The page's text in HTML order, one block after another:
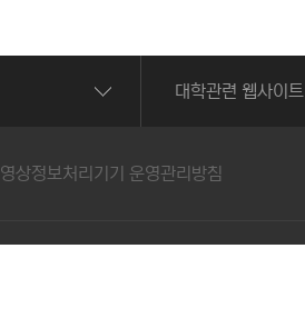
대학관련 웹사이트
영상정보처리기기 운영관리방침